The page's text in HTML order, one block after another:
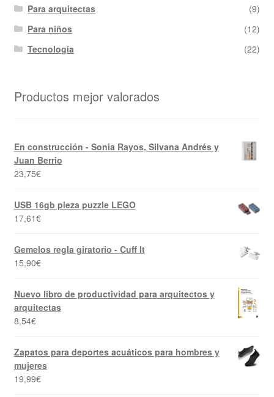
Para arquitectas
(9)
Para niños
(12)
Tecnología
(22)
Productos mejor valorados
En construcción - Sonia Rayos, Silvana Andrés y
Juan Berrio
23,75€
USB 16gb pieza puzzle LEGO
17,61€
Gemelos regla giratorio - Cuff It
15,90€
Nuevo libro de productividad para arquitectos y
arquitectas
8,54€
Zapatos para deportes acuáticos para hombres y
mujeres
19,99€